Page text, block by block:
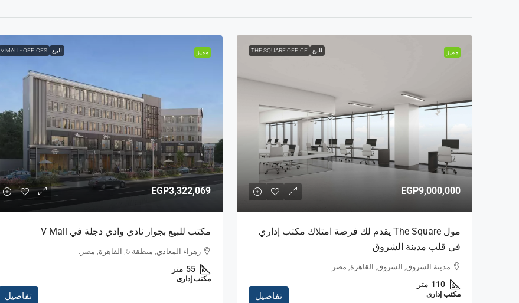
مميز للبيع THE SQUARE OFFICE
EGP9,000,000
مول The Square يقدم لك فرصة امتلاك مكتب إداري
في قلب مدينة الشروق
مدينة الشروق, الشروق, القاهرة, مصر
110 متر
مكتب إدارى تفاصيل
مميز للبيع V MALL- OFFICES
EGP3,322,069
مكتب للبيع بجوار نادي وادي دجلة في V Mall
زهراء المعادي, منطقة 5, القاهرة, مصر.
55 متر
مكتب إدارى
تفاصيل